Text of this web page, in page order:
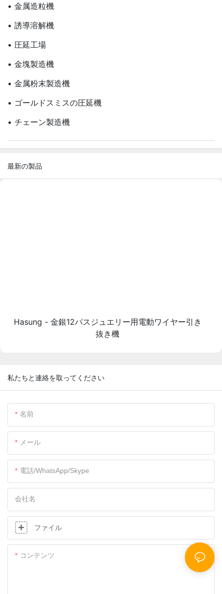
• 金属造粒機
• 誘導溶解機
• 圧延工場
• 金塊製造機
• 金属粉末製造機
• ゴールドスミスの圧延機
• チェーン製造機
最新の製品
Hasung - 金銀12パスジュエリー用電動ワイヤー引き
抜き機
私たちと連絡を取ってください
名前
メール
電話/WhatsApp/Skype
会社名
ファイル
コンテンツ